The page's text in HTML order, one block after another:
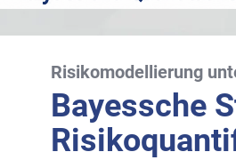
Risikomodellierung
Bayessche